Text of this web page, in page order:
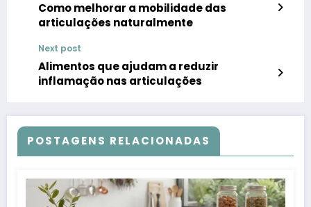
Como melhorar a mobilidade das
articulações naturalmente
Next post
Alimentos que ajudam a reduzir
inflamação nas articulações
POSTAGENS RELACIONADAS